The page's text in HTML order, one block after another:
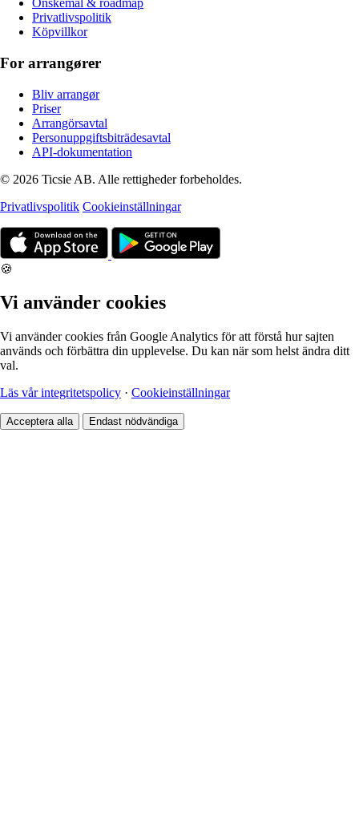
Önskemål & roadmap
Privatlivspolitik
Köpvillkor
For arrangører
Bliv arrangør
Priser
Arrangörsavtal
Personuppgiftsbiträdesavtal
API-dokumentation
© 2026 Ticsie AB. Alle rettigheder forbeholdes.
Privatlivspolitik Cookieinställningar
🍪
Vi använder cookies
Vi använder cookies från Google Analytics för att förstå hur sajten
används och förbättra din upplevelse. Du kan när som helst ändra ditt
val.
Läs vår integritetspolicy · Cookieinställningar
Acceptera alla Endast nödvändiga